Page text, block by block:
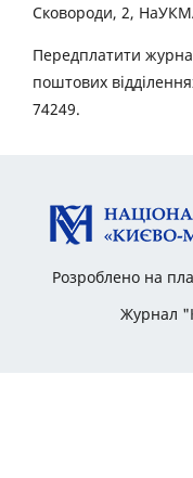
Сковороди, 2,
Передплатити
поштових
74249.
Розроблено на
Журнал